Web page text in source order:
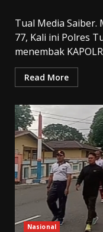
Tual Media Saiber.
77, Kali ini Polres
menembak
Read More
Nasional